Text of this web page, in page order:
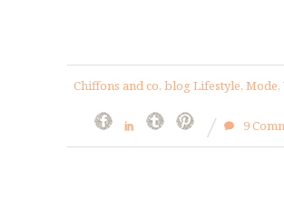
Chiffons and co, blog Lifestyle, Mode,
9